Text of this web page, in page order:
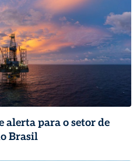
alerta para o setor de
Brasil